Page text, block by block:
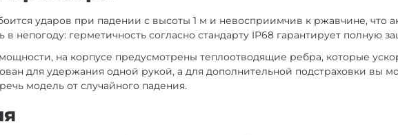
ударов при падении с высоты 1 м и невосприимчив к ржавчине, что
непогоду: герметичность согласно стандарту IP68 гарантирует полную
на корпусе предусмотрены теплоотводящие ребра, которые
для удержания одной рукой, а для дополнительной подстраховки вы
модель от случайного падения.